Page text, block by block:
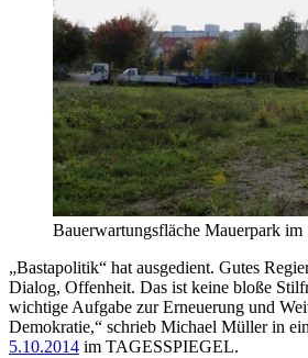
Bauerwartungsfläche Mauerpark im
„Bastapolitik“ hat ausgedient. Gutes
Dialog, Offenheit. Das ist keine bloße
wichtige Aufgabe zur Erneuerung und
Demokratie,“ schrieb Michael Müller in
5.10.2014 im TAGESSPIEGEL.